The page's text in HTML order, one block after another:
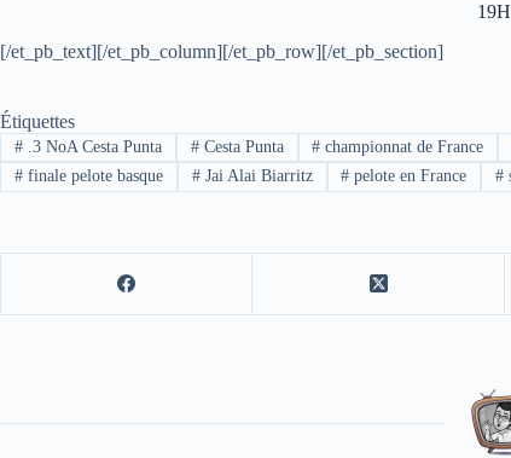
[/et_pb_text][/et_pb_column][/et_pb_row][/et_pb_section]
Étiquettes
#.3 NoA Cesta Punta #Cesta Punta # championnat de France
#finale pelote basque #Jai Alai Biarritz # pelote en France #